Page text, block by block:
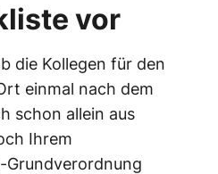
vor
die Kollegen für den
einmal nach dem
schon allein aus
Ihrem
Grundverordnung